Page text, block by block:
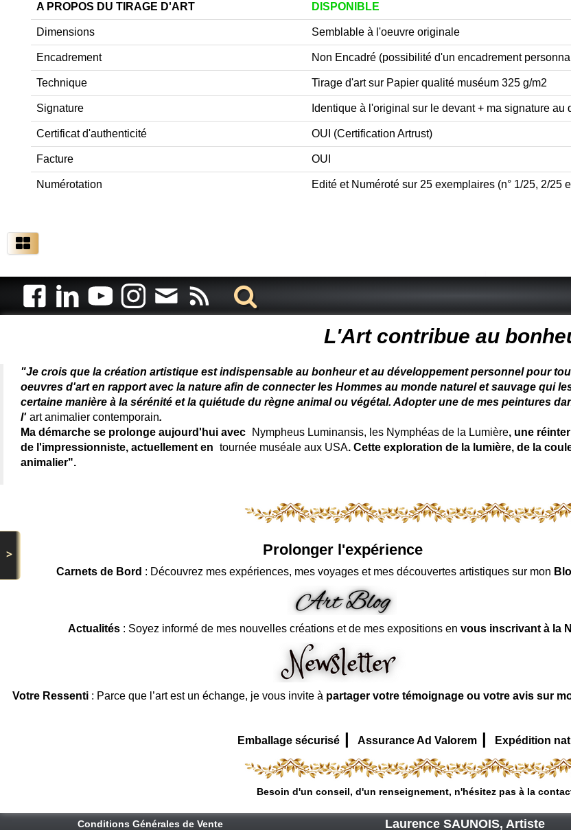
>
A PROPOS DU TIRAGE D'ART DISPONIBLE
Dimensions Semblable à l'oeuvre originale
Encadrement Non Encadré (possibilité d'un encadrement
Technique Tirage d'art sur Papier qualité muséum 325 g/m2
Signature Identique à l'original sur le devant + ma signature au
Certificat d'authenticité OUI (Certification Artrust)
Facture OUI
Numérotation Edité et Numéroté sur 25 exemplaires (n° 1/25, 2/25
L'Art contribue au
"Je crois que la création artistique est indispensable au bonheur et au développement personnel pour
oeuvres d'art en rapport avec la nature afin de connecter les Hommes au monde naturel et sauvage qui
certaine manière à la sérénité et la quiétude du règne animal ou végétal. Adopter une de mes peintures
l' art animalier contemporain.
Ma démarche se prolonge aujourd'hui avec
Nympheus Luminansis, les Nymphéas de la Lumière, une
de l'impressionniste, actuellement en tournée muséale aux USA. Cette exploration de la lumière, de la
animalier".
Prolonger l'expérience
Carnets de Bord : Découvrez mes expériences, mes voyages et mes découvertes artistiques sur mon
Actualités: Soyez informé de mes nouvelles créations et de mes expositions en vous inscrivant à la
Votre Ressenti: Parce que l’art est un échange, je vous invite à partager votre témoignage ou votre avis sur
Emballage sécurisé | Assurance Ad Valorem | Expédition
Besoin d'un conseil, d'un renseignement, n'hésitez pas à la
Conditions Générales de Vente Laurence SAUNOIS, Artiste